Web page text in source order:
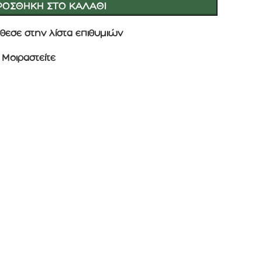
ΣΤΟ ΚΑΛΆΘΙ
στην λίστα επιθυμιών
Μοιραστείτε